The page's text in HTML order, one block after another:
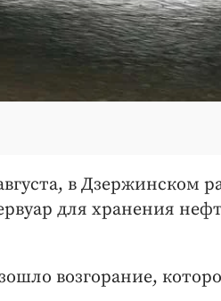
в Дзержинском
для хранения
возгорание,